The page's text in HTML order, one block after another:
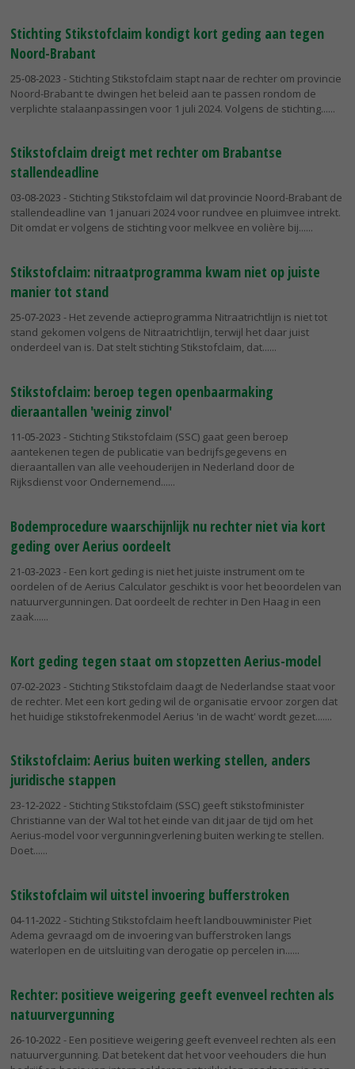
Stichting Stikstofclaim kondigt kort geding aan tegen
Noord-Brabant
25-08-2023 - Stichting Stikstofclaim stapt naar de rechter om provincie
Noord-Brabant te dwingen het beleid aan te passen rondom de
verplichte stalaanpassingen voor 1 juli 2024. Volgens de stichting...
Stikstofclaim dreigt met rechter om Brabantse
stallendeadline
03-08-2023 - Stichting Stikstofclaim wil dat provincie Noord-Brabant de
stallendeadline van 1 januari 2024 voor rundvee en pluimvee intrekt.
Dit omdat er volgens de stichting voor melkvee en volière bij...
Stikstofclaim: nitraatprogramma kwam niet op juiste
manier tot stand
25-07-2023 - Het zevende actieprogramma Nitraatrichtlijn is niet tot
stand gekomen volgens de Nitraatrichtlijn, terwijl het daar juist
onderdeel van is. Dat stelt stichting Stikstofclaim, dat...
Stikstofclaim: beroep tegen openbaarmaking
dieraantallen 'weinig zinvol'
11-05-2023 - Stichting Stikstofclaim (SSC) gaat geen beroep
aantekenen tegen de publicatie van bedrijfsgegevens en
dieraantallen van alle veehouderijen in Nederland door de
Rijksdienst voor Ondernemend...
Bodemprocedure waarschijnlijk nu rechter niet via kort
geding over Aerius oordeelt
21-03-2023 - Een kort geding is niet het juiste instrument om te
oordelen of de Aerius Calculator geschikt is voor het beoordelen van
natuurvergunningen. Dat oordeelt de rechter in Den Haag in een
zaak...
Kort geding tegen staat om stopzetten Aerius-model
07-02-2023 - Stichting Stikstofclaim daagt de Nederlandse staat voor
de rechter. Met een kort geding wil de organisatie ervoor zorgen dat
het huidige stikstofrekenmodel Aerius 'in de wacht' wordt gezet....
Stikstofclaim: Aerius buiten werking stellen, anders
juridische stappen
23-12-2022 - Stichting Stikstofclaim (SSC) geeft stikstofminister
Christianne van der Wal tot het einde van dit jaar de tijd om het
Aerius-model voor vergunningverlening buiten werking te stellen.
Doet...
Stikstofclaim wil uitstel invoering bufferstroken
04-11-2022 - Stichting Stikstofclaim heeft landbouwminister Piet
Adema gevraagd om de invoering van bufferstroken langs
waterlopen en de uitsluiting van derogatie op percelen in...
Rechter: positieve weigering geeft evenveel rechten als
natuurvergunning
26-10-2022 - Een positieve weigering geeft evenveel rechten als een
natuurvergunning. Dat betekent dat het voor veehouders die hun